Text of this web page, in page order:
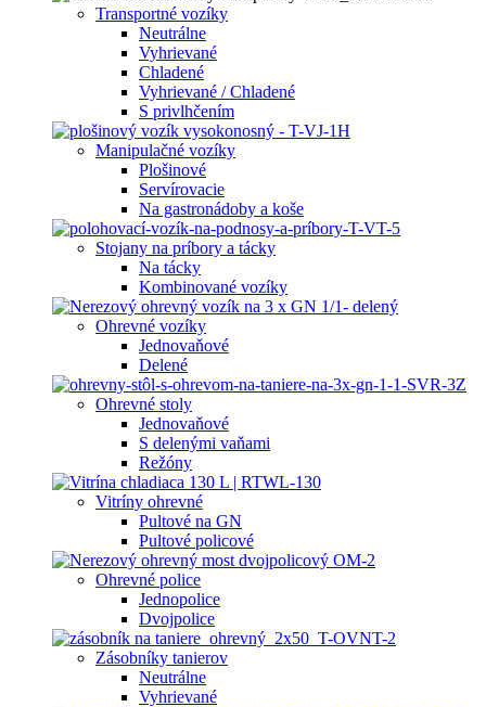
Transportné vozíky
Neutrálne
Vyhrievané
Chladené
Vyhrievané / Chladené
S privlhčením
Manipulačné vozíky
Plošinové
Servírovacie
Na gastronádoby a koše
Stojany na príbory a tácky
Na tácky
Kombinované vozíky
Ohrevné vozíky
Jednovaňové
Delené
Ohrevné stoly
Jednovaňové
S delenými vaňami
Režóny
Vitríny ohrevné
Pultové na GN
Pultové policové
Ohrevné police
Jednopolice
Dvojpolice
Zásobníky tanierov
Neutrálne
Vyhrievané